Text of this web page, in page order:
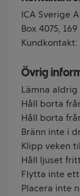
ICA Sverige
Box 4075,
Kundkontakt:
Övrig
Lämna
Håll borta
Håll borta
Bränn inte i
Klipp veken
Håll ljuset
Flytta inte
Placera inte